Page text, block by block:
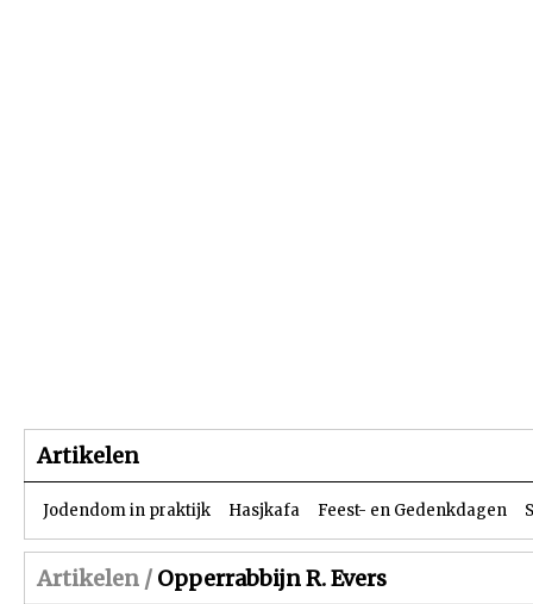
Artikelen
Jodendom in praktijk Hasjkafa Feest- en Gedenkdagen
Artikelen / Opperrabbijn R. Evers